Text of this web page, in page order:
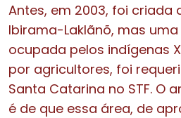
Antes, em 2003, foi criada
Ibirama-Laklãnõ, mas
ocupada pelos indígenas
por agricultores, foi
Santa Catarina no STF. O
é de que essa área, de